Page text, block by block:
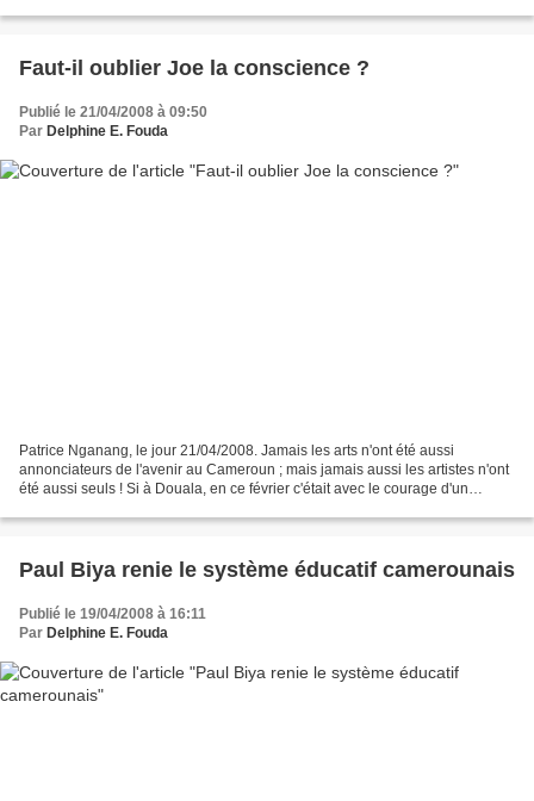
Faut-il oublier Joe la conscience ?
Publié le 21/04/2008 à 09:50
Par Delphine E. Fouda
Patrice Nganang, le jour 21/04/2008. Jamais les arts n'ont été aussi
annonciateurs de l'avenir au Cameroun ; mais jamais aussi les artistes n'ont
été aussi seuls ! Si à Douala, en ce février c'était avec le courage d'un
Paul Biya renie le système éducatif camerounais
Publié le 19/04/2008 à 16:11
Par Delphine E. Fouda